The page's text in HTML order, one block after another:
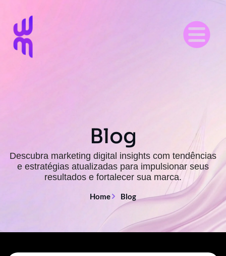
Blog
Descubra marketing digital insights com tendências
e estratégias atualizadas para impulsionar seus
resultados e fortalecer sua marca.
Home Blog